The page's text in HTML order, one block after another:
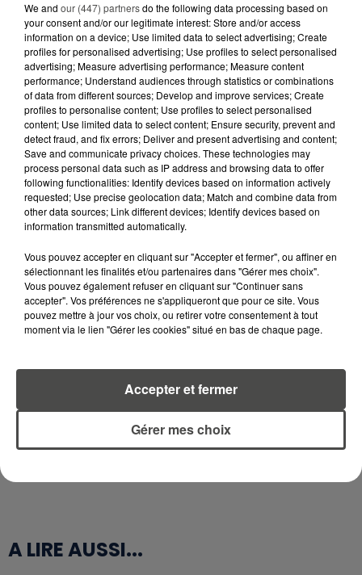
(@TAAFofficiel)January 17, 2025
QUELLES SUITES POUR L’ÎLE
AMSTERDAM
Une mission de reconnaissance, menée par
la Marine nationale à bord de la frégate
Floréal, est en préparation pour évaluer
l’étendue des dégâts et tenter de déterminer
l’origine du feu.
Alors que la biodiversité et la science
subissent un coup dur sur cette île isolée, la
situation demeure critique, et les autorités
françaises restent dépourvues de solutions
immédiates pour éteindre l’incendie.
A LIRE AUSSI...
We and our (447) partnersdo the following data processing based on
your consent and/or our legitimate interest: Store and/or access
information on a device; Use limited data to select advertising; Create
profiles for personalised advertising; Use profiles to select personalised
advertising; Measure advertising performance; Measure content
performance; Understand audiences through statistics or combinations
of data from different sources; Develop and improve services; Create
profiles to personalise content; Use profiles to select personalised
content; Use limited data to select content; Ensure security, prevent and
detect fraud, and fix errors; Deliver and present advertising and content;
Save and communicate privacy choices. These technologies may
process personal data such as IP address and browsing data to offer
following functionalities: Identify devices based on information actively
requested; Use precise geolocation data; Match and combine data from
other data sources; Link different devices; Identify devices based on
information transmitted automatically.
Vous pouvez accepter en cliquant sur "Accepter et fermer", ou affiner en
sélectionnant les finalités et/ou partenaires dans "Gérer mes choix".
Vous pouvez également refuser en cliquant sur "Continuer sans
accepter". Vos préférences ne s'appliqueront que pour ce site. Vous
pouvez mettre à jour vos choix, ou retirer votre consentement à tout
moment via le lien "Gérer les cookies" situé en bas de chaque page.
Gérer mes choix
Accepter et fermer